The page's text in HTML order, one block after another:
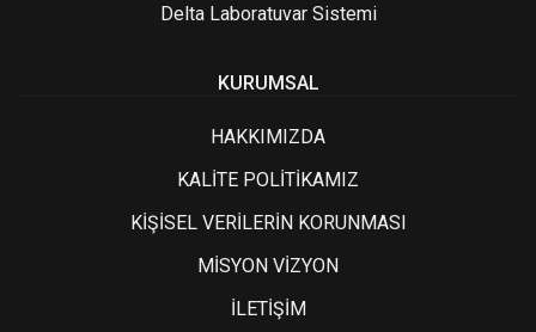
Delta Laboratuvar Sistemi
KURUMSAL
HAKKIMIZDA
KALİTE POLİTİKAMIZ
KİŞİSEL VERİLERİN KORUNMASI
MİSYON VİZYON
İLETİŞİM